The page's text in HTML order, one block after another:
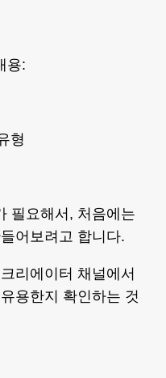
용:
형
필요해서, 처음에는
어보려고 합니다.
리에이터 채널에서
용한지 확인하는 것